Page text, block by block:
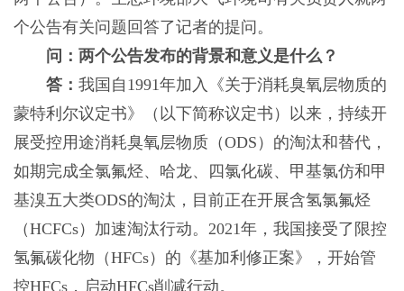
个公告有关问题回答了记者的提问。
问：两个公告发布的背景和意义是什么？
答： 我国自1991年加入《关于消耗臭氧层物质的
蒙特利尔议定书》（以下简称议定书）以来，持续开
展受控用途消耗臭氧层物质（ODS）的淘汰和替代，
如期完成全氯氟烃、哈龙、四氯化碳、甲基氯仿和甲
基溴五大类ODS的淘汰，目前正在开展含氢氯氟烃
（HCFCs）加速淘汰行动。2021年，我国接受了限控
氢氟碳化物（HFCs）的《基加利修正案》，开始管
控HFCs，启动HFCs削减行动。